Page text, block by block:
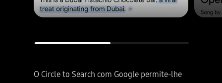
O Circle to Search com Google permite-lhe